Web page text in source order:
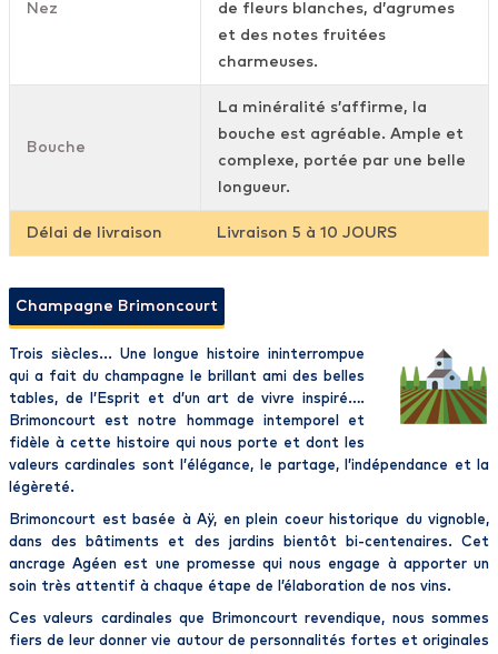
Nez
de fleurs blanches, d’agrumes
et des notes fruitées
charmeuses.
Bouche
La minéralité s’affirme, la
bouche est agréable. Ample et
complexe, portée par une belle
longueur.
Délai de livraison Livraison 5 à 10 JOURS
Champagne Brimoncourt
Trois siècles... Une longue histoire ininterrompue
qui a fait du champagne le brillant ami des belles
tables, de l’Esprit et d’un art de vivre inspiré….
Brimoncourt est notre hommage intemporel et
fidèle à cette histoire qui nous porte et dont les
valeurs cardinales sont l’élégance, le partage, l’indépendance et la
légèreté.
Brimoncourt est basée à Aÿ, en plein coeur historique du vignoble,
dans des bâtiments et des jardins bientôt bi-centenaires. Cet
ancrage Agéen est une promesse qui nous engage à apporter un
soin très attentif à chaque étape de l’élaboration de nos vins.
Ces valeurs cardinales que Brimoncourt revendique, nous sommes
fiers de leur donner vie autour de personnalités fortes et originales